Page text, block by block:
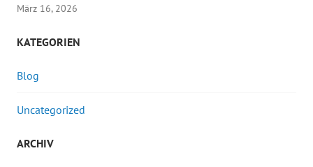
März 16, 2026
KATEGORIEN
Blog
Uncategorized
ARCHIV